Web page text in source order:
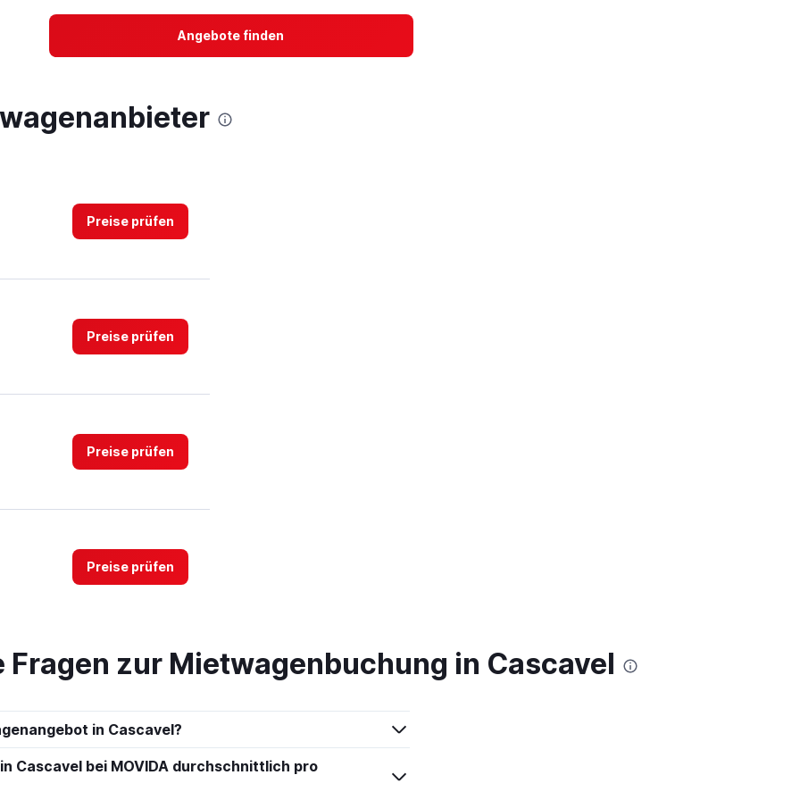
Angebote finden
Preise prüfen
Preise prüfen
Preise prüfen
Preise prüfen
zur Mietwagenbuchung in Cascavel
in Cascavel?
Cascavel bei MOVIDA durchschnittlich pro